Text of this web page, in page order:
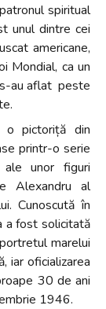
spiritual
unul dintre cei
americane,
Mondial, ca un
s-au aflat peste
o pictoriță din
printr-o serie
unor figuri
Alexandru al
Cunoscută în
a fost solicitată
marelui
iar oficializarea
30 de ani
1946.